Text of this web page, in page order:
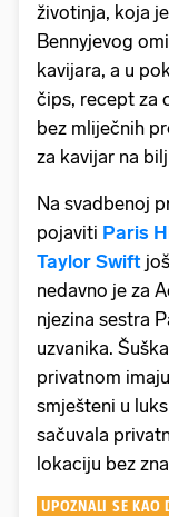
životinja, koja
Bennyjevog
kavijara, a u
čips, recept za
bez mliječnih
za kavijar na
Na svadbenoj
pojaviti Paris
Taylor Swift
nedavno je za
njezina sestra
uzvanika.
privatnom
smješteni u
sačuvala
lokaciju bez
UPOZNALI SE KAO